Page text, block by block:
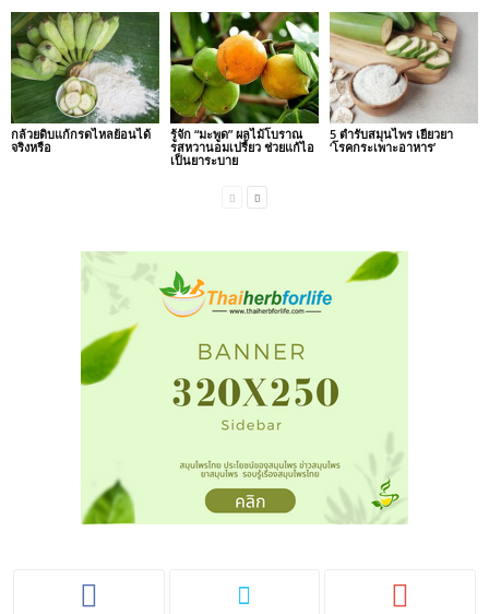
กล้วยดิบแก้กรดไหลย้อนได้
จริงหรือ
รู้จัก “มะพูด” ผลไม้โบราณ
รสหวานอมเปรี้ยว ช่วยแก้ไอ
เป็นยาระบาย
5 ตำรับสมุนไพร เยียวยา
‘โรคกระเพาะอาหาร’